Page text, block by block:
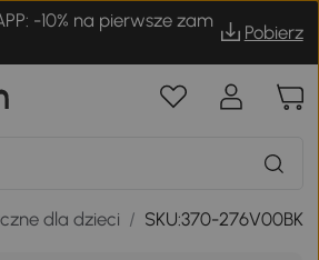
-10% na pierwsze zam
Pobierz
dla dzieci / SKU:370-276V00BK